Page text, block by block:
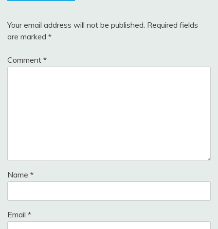
Your email address will not be published. Required fields
are marked *
Comment *
Name *
Email *